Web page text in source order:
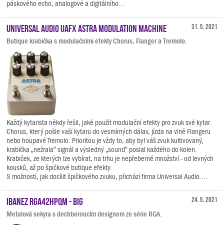
páskového echo, analogové a digitálního...
31. 5. 2021
Universal Audio UAFX Astra Modulation Machine
Butique krabička s modulačními efekty Chorus, Flanger a Tremolo.
Každý kytarista někdy řešil, jaké použít modulační efekty pro zvuk své kytar.
Chorus, který pošle vaší kytaru do vesmírných dálav, jízda na vlně Flangeru
nebo houpavé Tremolo. Prioritou je vždy to, aby byl váš zvuk kultivovaný,
krabička „nežrala“ signál a výsledný „sound“ poslal každého do kolen.
Krabiček, ze kterých lze vybírat, na trhu je nepřeberné množství - od levných
kousků, až po špičkové butique efekty.
S možností, jak docílit špičkového zvuku, přichází firma Universal Audio....
24. 5. 2021
Ibanez RGA42HPQM - BIG
Metalová sekyra s dechberoucím designem ze série RGA.